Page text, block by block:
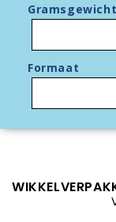
Gramsgewicht
Formaat